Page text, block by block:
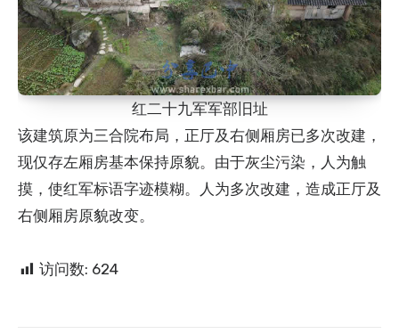
红二十九军军部旧址
该建筑原为三合院布局，正厅及右侧厢房已多次改建，
现仅存左厢房基本保持原貌。由于灰尘污染，人为触
摸，使红军标语字迹模糊。人为多次改建，造成正厅及
右侧厢房原貌改变。
访问数: 624